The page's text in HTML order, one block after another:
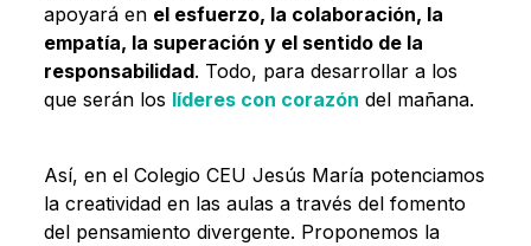
apoyará en el esfuerzo, la colaboración, la
empatía, la superación y el sentido de la
responsabilidad. Todo, para desarrollar a los
que serán los líderes con corazón del mañana.
Así, en el Colegio CEU Jesús María potenciamos
la creatividad en las aulas a través del fomento
del pensamiento divergente. Proponemos la